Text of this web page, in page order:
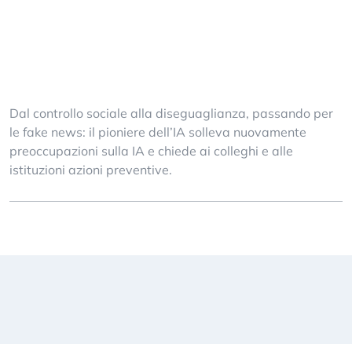
Dal controllo sociale alla diseguaglianza, passando per
le fake news: il pioniere dell’IA solleva nuovamente
preoccupazioni sulla IA e chiede ai colleghi e alle
istituzioni azioni preventive.